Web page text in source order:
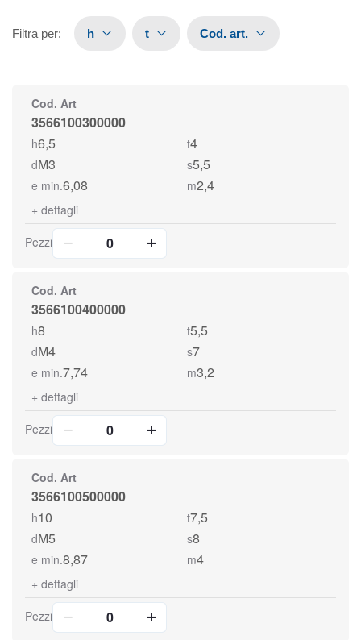
Filtra per: h t Cod. art.
Cod. Art
3566100300000
h6,5 t4
dM3 s5,5
e min.6,08 m2,4
+ dettagli
Pezzi
Cod. Art
3566100400000
h8 t5,5
dM4 s7
e min.7,74 m3,2
+ dettagli
Pezzi
Cod. Art
3566100500000
h10 t7,5
dM5 s8
e min.8,87 m4
+ dettagli
Pezzi